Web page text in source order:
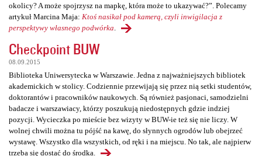
okolicy? A może spojrzysz na mapkę, która może to ukazywać?”. Polecamy
artykuł Marcina Maja: Ktoś nasikał pod kamerą, czyli inwigilacja z
perspektywy własnego podwórka
Checkpoint BUW
08.09.2015
Biblioteka Uniwersytecka w Warszawie. Jedna z najważniejszych bibliotek
akademickich w stolicy. Codziennie przewijają się przez nią setki studentów,
doktorantów i pracowników naukowych. Są również pasjonaci, samodzielni
badacze i warszawiacy, którzy poszukują niedostępnych gdzie indziej
pozycji. Wycieczka po mieście bez wizyty w BUW-ie też się nie liczy. W
wolnej chwili można tu pójść na kawę, do słynnych ogrodów lub obejrzeć
wystawę. Wszystko dla wszystkich, od ręki i na miejscu. No tak, ale najpierw
trzeba się dostać do środka.